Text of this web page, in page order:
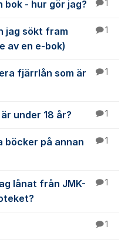
bok - hur gör jag? 1
jag sökt fram
av en e-bok)
1
fjärrlån som är
1
under 18 år? 1
böcker på annan
1
lånat från JMK-
1
1